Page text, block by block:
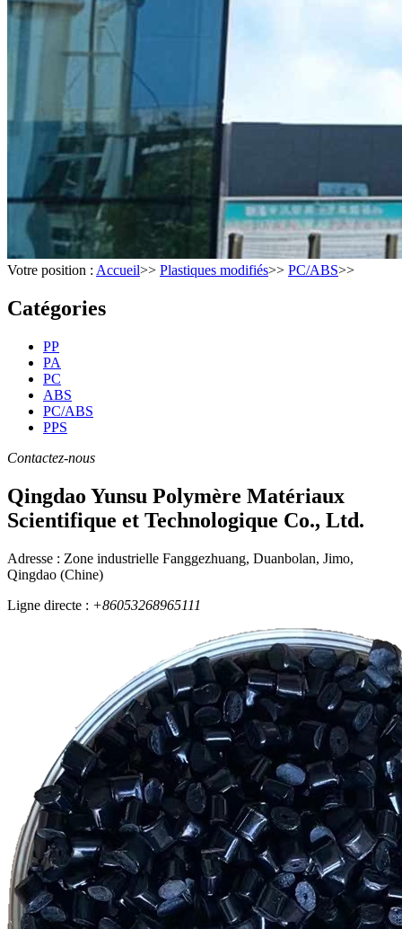
Votre position : Accueil>> Plastiques modifiés>> PC/ABS>>
Catégories
PP
PA
PC
ABS
PC/ABS
PPS
Contactez-nous
Qingdao Yunsu Polymère Matériaux
Scientifique et Technologique Co., Ltd.
Adresse : Zone industrielle Fanggezhuang, Duanbolan, Jimo,
Qingdao (Chine)
Ligne directe : +86053268965111